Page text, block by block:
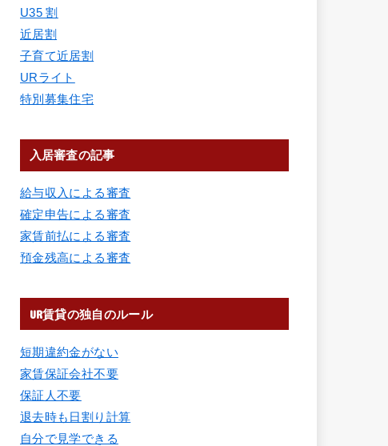
U35 割
近居割
子育て近居割
URライト
特別募集住宅
入居審査の記事
給与収入による審査
確定申告による審査
家賃前払による審査
預金残高による審査
UR賃貸の独自のルール
短期違約金がない
家賃保証会社不要
保証人不要
退去時も日割り計算
自分で見学できる